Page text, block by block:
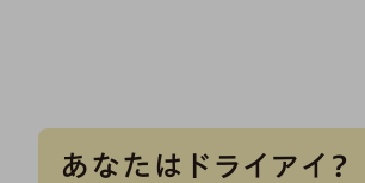
あなたはドライアイ